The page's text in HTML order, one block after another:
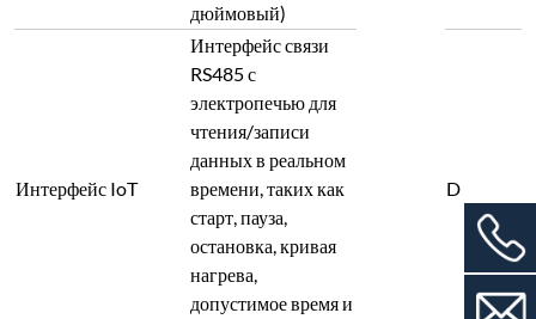
дюймовый)
Интерфейс IoT
Интерфейс связи
RS485 с
электропечью для
чтения/записи
данных в реальном
времени, таких как
старт, пауза,
остановка, кривая
нагрева,
допустимое время и
D